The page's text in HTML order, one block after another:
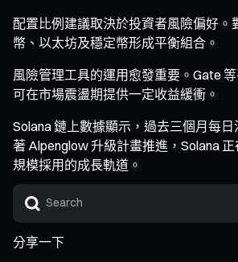
配置比例建議取決於投資者風險偏好
幣、以太坊及穩定幣形成平衡組合。
風險管理工具的運用愈發重要。Gate
可在市場震盪期提供一定收益緩衝。
Solana 鏈上數據顯示，過去三個月每
著 Alpenglow 升級計畫推進，Solana
規模採用的成長軌道。
分享一下